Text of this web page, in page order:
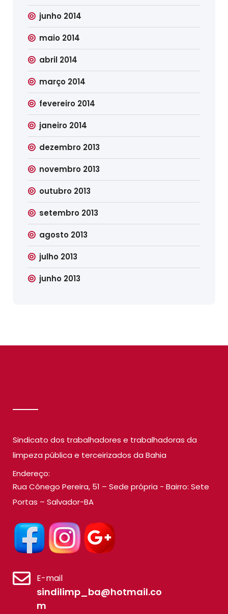
junho 2014
maio 2014
abril 2014
março 2014
fevereiro 2014
janeiro 2014
dezembro 2013
novembro 2013
outubro 2013
setembro 2013
agosto 2013
julho 2013
junho 2013
Sindicato dos trabalhadores e trabalhadoras da
limpeza pública e terceirizados da Bahia
Endereço:
Rua Cônego Pereira, 51 – Sede própria - Bairro: Sete
Portas – Salvador-BA
E-mail
sindilimp_ba@hotmail.co
m